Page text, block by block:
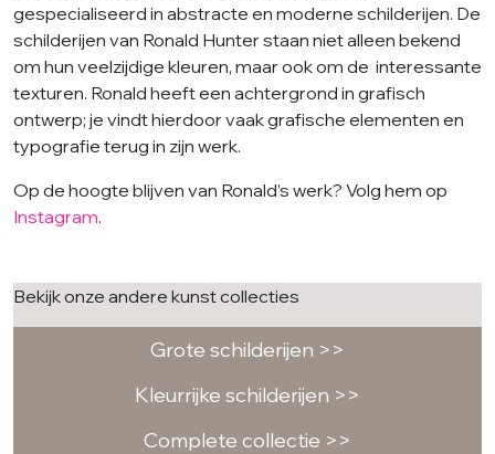
gespecialiseerd in abstracte en moderne schilderijen. De
schilderijen van Ronald Hunter staan niet alleen bekend
om hun veelzijdige kleuren, maar ook om de interessante
texturen. Ronald heeft een achtergrond in grafisch
ontwerp; je vindt hierdoor vaak grafische elementen en
typografie terug in zijn werk.
Op de hoogte blijven van Ronald’s werk? Volg hem op
Instagram.
Bekijk onze andere kunst collecties
Grote schilderijen >>
Kleurrijke schilderijen >>
Complete collectie >>